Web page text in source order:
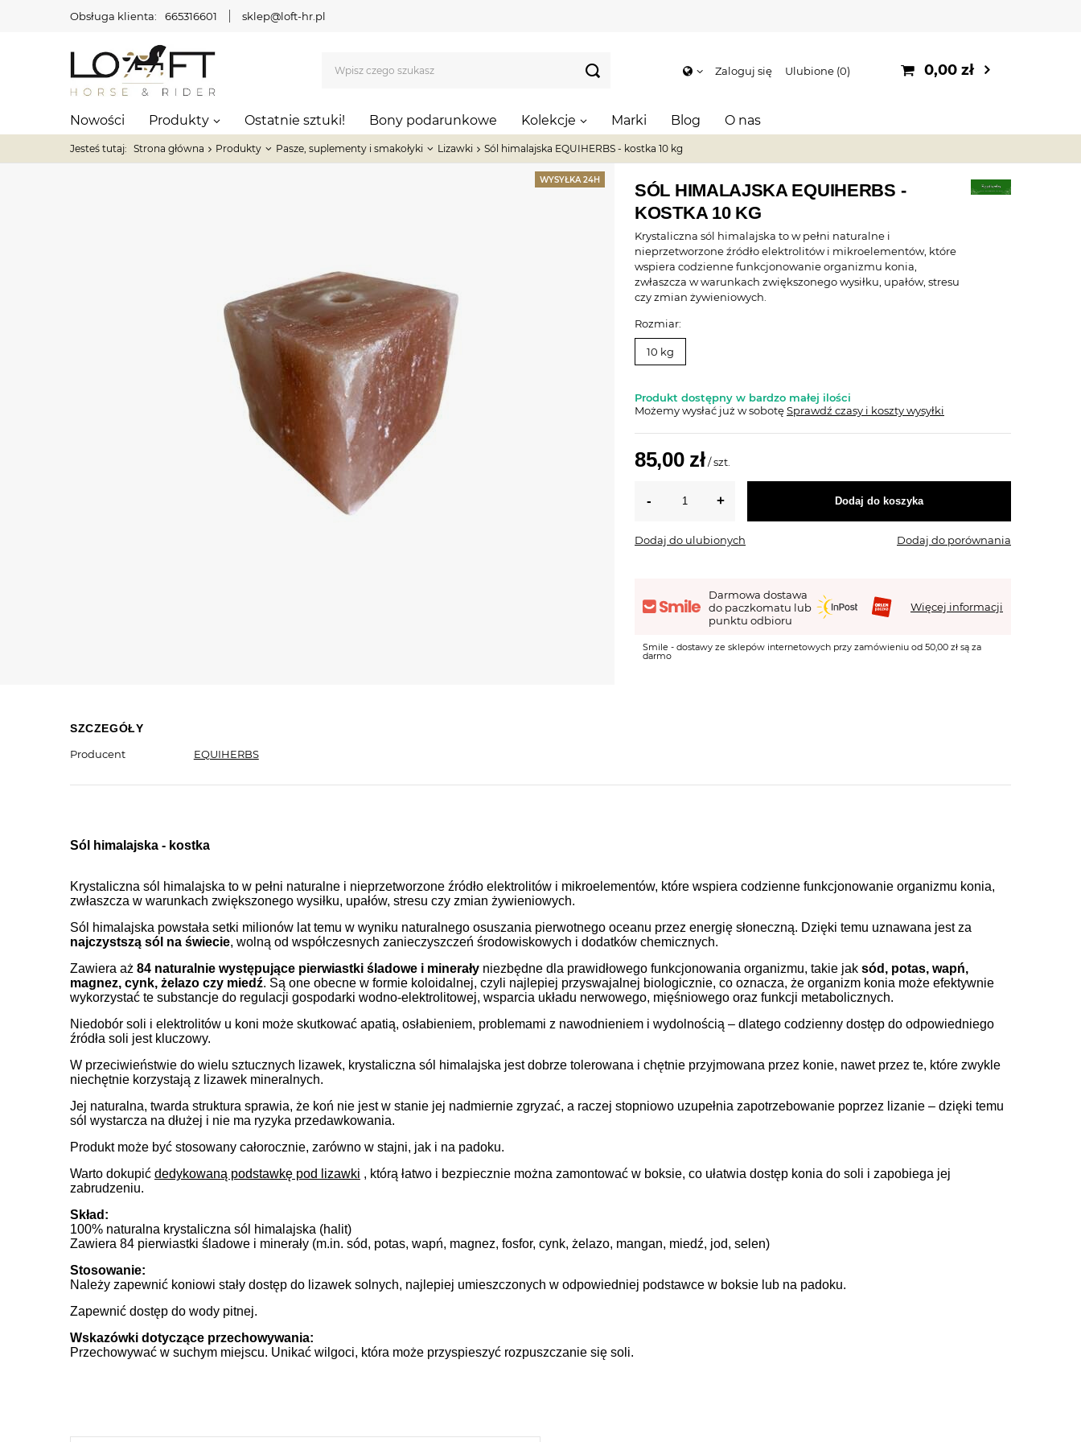
Obsługa klienta: 665316601 sklep@loft-hr.pl
Zaloguj się Ulubione 0 0,00 zł
Nowości Produkty Ostatnie sztuki! Bony podarunkowe Kolekcje Marki Blog O nas
Jesteś tutaj: Strona główna Produkty Pasze, suplementy i smakołyki Lizawki Sól himalajska EQUIHERBS - kostka 10 kg
SÓL HIMALAJSKA EQUIHERBS -
KOSTKA 10 KG
Krystaliczna sól himalajska to w pełni naturalne i
nieprzetworzone źródło elektrolitów i mikroelementów, które
wspiera codzienne funkcjonowanie organizmu konia,
zwłaszcza w warunkach zwiększonego wysiłku, upałów, stresu
czy zmian żywieniowych.
WYSYŁKA 24H
Rozmiar:
10 kg
Produkt dostępny w bardzo małej ilości
Możemy wysłać już w sobotęSprawdź czasy i koszty wysyłki
85,00 zł /szt.
Dodaj do koszyka
Dodaj do ulubionych Dodaj do porównania
Darmowa dostawa
do paczkomatu lub
punktu odbioru
Więcej informacji
Smile - dostawy ze sklepów internetowych przy zamówieniu od 50,00 zł są za
darmo
SZCZEGÓŁY
Producent
EQUIHERBS
Sól himalajska - kostka
Krystaliczna sól himalajska to w pełni naturalne i nieprzetworzone źródło elektrolitów i mikroelementów, które wspiera codzienne funkcjonowanie organizmu konia,
zwłaszcza w warunkach zwiększonego wysiłku, upałów, stresu czy zmian żywieniowych.
Sól himalajska powstała setki milionów lat temu w wyniku naturalnego osuszania pierwotnego oceanu przez energię słoneczną. Dzięki temu uznawana jest za
najczystszą sól na świecie, wolną od współczesnych zanieczyszczeń środowiskowych i dodatków chemicznych.
Zawiera aż 84 naturalnie występujące pierwiastki śladowe i minerały niezbędne dla prawidłowego funkcjonowania organizmu, takie jak sód, potas, wapń,
magnez, cynk, żelazo czy miedź. Są one obecne w formie koloidalnej, czyli najlepiej przyswajalnej biologicznie, co oznacza, że organizm konia może efektywnie
wykorzystać te substancje do regulacji gospodarki wodno-elektrolitowej, wsparcia układu nerwowego, mięśniowego oraz funkcji metabolicznych.
Niedobór soli i elektrolitów u koni może skutkować apatią, osłabieniem, problemami z nawodnieniem i wydolnością – dlatego codzienny dostęp do odpowiedniego
źródła soli jest kluczowy.
W przeciwieństwie do wielu sztucznych lizawek, krystaliczna sól himalajska jest dobrze tolerowana i chętnie przyjmowana przez konie, nawet przez te, które zwykle
niechętnie korzystają z lizawek mineralnych.
Jej naturalna, twarda struktura sprawia, że koń nie jest w stanie jej nadmiernie zgryzać, a raczej stopniowo uzupełnia zapotrzebowanie poprzez lizanie – dzięki temu
sól wystarcza na dłużej i nie ma ryzyka przedawkowania.
Produkt może być stosowany całorocznie, zarówno w stajni, jak i na padoku.
Warto dokupić dedykowaną podstawkę pod lizawki , którą łatwo i bezpiecznie można zamontować w boksie, co ułatwia dostęp konia do soli i zapobiega jej
zabrudzeniu.
Skład:
100% naturalna krystaliczna sól himalajska (halit)
Zawiera 84 pierwiastki śladowe i minerały (m.in. sód, potas, wapń, magnez, fosfor, cynk, żelazo, mangan, miedź, jod, selen)
Stosowanie:
Należy zapewnić koniowi stały dostęp do lizawek solnych, najlepiej umieszczonych w odpowiedniej podstawce w boksie lub na padoku.
Zapewnić dostęp do wody pitnej.
Wskazówki dotyczące przechowywania:
Przechowywać w suchym miejscu. Unikać wilgoci, która może przyspieszyć rozpuszczanie się soli.